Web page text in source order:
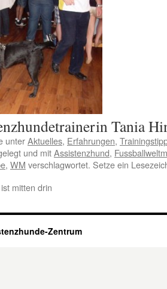
Tania
unterAktuelles, Erfahrungen,
und mitAssistenzhund,
, WM verschlagwortet. Setze ein
mitten drin
Zentrum